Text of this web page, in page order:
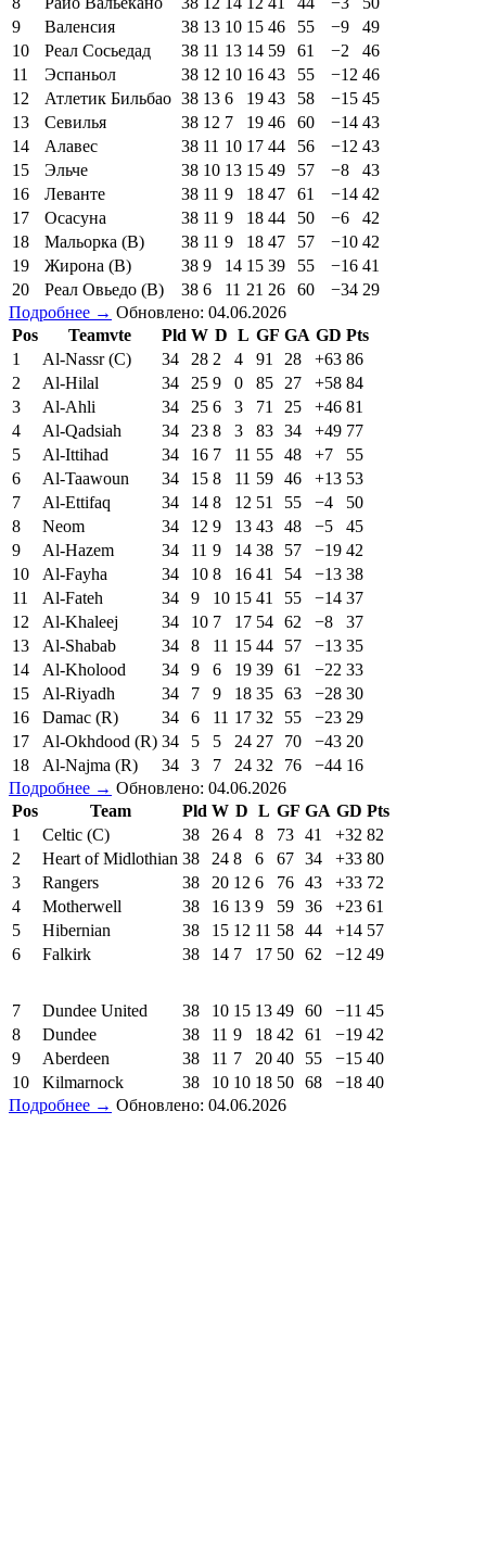
9
Валенсия 38 13 10 15 46 55 −9
49
10
Реал Сосьедад 38 11 13 14 59 61 −2
46
11
Эспаньол 38 12 10 16 43 55 −12 46
12
Атлетик Бильбао 38 13 6 19 43 58 −15 45
13
Севилья 38 12 7 19 46 60 −14 43
14
Алавес 38 11 10 17 44 56 −12 43
15
Эльче 38 10 13 15 49 57 −8
43
16
Леванте 38 11 9 18 47 61 −14 42
17
Осасуна 38 11 9 18 44 50 −6
42
18
Мальорка (В) 38 11 9 18 47 57 −10 42
19
Жирона (В) 38 9 14 15 39 55 −16 41
20
Реал Овьедо (В) 38 6 11 21 26 60 −34 29
Подробнее → Обновлено: 04.06.2026
Pos
Teamvte Pld W D L GF GA GD Pts
1
Al-Nassr (C) 34 28 2 4 91 28 +63 86
2
Al-Hilal 34 25 9 0 85 27 +58 84
3
Al-Ahli 34 25 6 3 71 25 +46 81
4
Al-Qadsiah 34 23 8 3 83 34 +49 77
5
Al-Ittihad 34 16 7 11 55 48 +7
55
6
Al-Taawoun 34 15 8 11 59 46 +13 53
7
Al-Ettifaq 34 14 8 12 51 55 −4
50
8
Neom 34 12 9 13 43 48 −5
45
9
Al-Hazem 34 11 9 14 38 57 −19 42
10
Al-Fayha 34 10 8 16 41 54 −13 38
11
Al-Fateh 34 9 10 15 41 55 −14 37
12
Al-Khaleej 34 10 7 17 54 62 −8
37
13
Al-Shabab 34 8 11 15 44 57 −13 35
14
Al-Kholood 34 9 6 19 39 61 −22 33
15
Al-Riyadh 34 7 9 18 35 63 −28 30
16
Damac (R) 34 6 11 17 32 55 −23 29
17
Al-Okhdood (R) 34 5 5 24 27 70 −43 20
18
Al-Najma (R) 34 3 7 24 32 76 −44 16
Подробнее → Обновлено: 04.06.2026
Pos
Team Pld W D L GF GA GD Pts
1
Celtic (C) 38 26 4 8 73 41 +32 82
2
Heart of Midlothian 38 24 8 6 67 34 +33 80
3
Rangers 38 20 12 6 76 43 +33 72
4
Motherwell 38 16 13 9 59 36 +23 61
5
Hibernian 38 15 12 11 58 44 +14 57
6
Falkirk 38 14 7 17 50 62 −12 49
7 Dundee United 38 10 15 13 49 60 −11 45
8
Dundee 38 11 9 18 42 61 −19 42
9
Aberdeen 38 11 7 20 40 55 −15 40
10
Kilmarnock 38 10 10 18 50 68 −18 40
Подробнее → Обновлено: 04.06.2026